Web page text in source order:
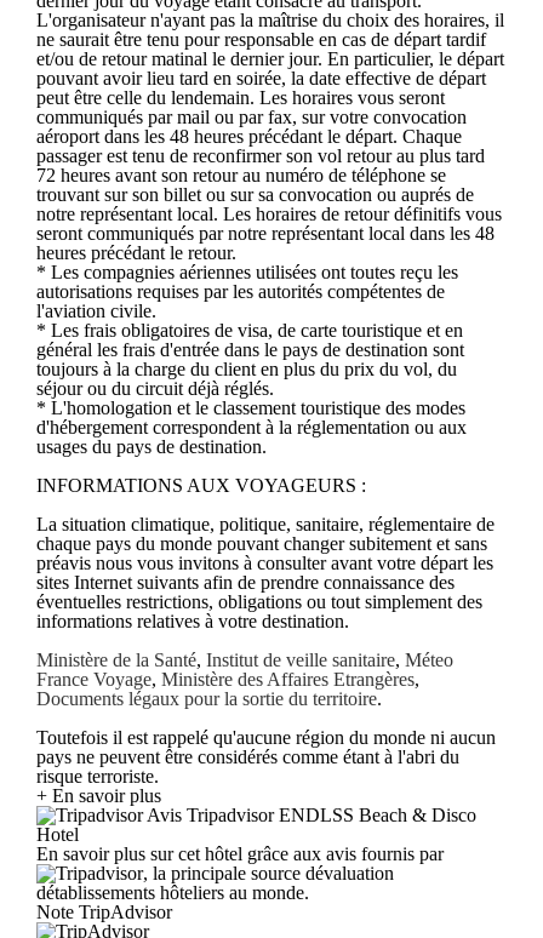
L'organisateur n'ayant pas la maîtrise du choix des horaires, il
ne saurait être tenu pour responsable en cas de départ tardif
et/ou de retour matinal le dernier jour. En particulier, le départ
pouvant avoir lieu tard en soirée, la date effective de départ
peut être celle du lendemain. Les horaires vous seront
communiqués par mail ou par fax, sur votre convocation
aéroport dans les 48 heures précédant le départ. Chaque
passager est tenu de reconfirmer son vol retour au plus tard
72 heures avant son retour au numéro de téléphone se
trouvant sur son billet ou sur sa convocation ou auprés de
notre représentant local. Les horaires de retour définitifs vous
seront communiqués par notre représentant local dans les 48
heures précédant le retour.
* Les compagnies aériennes utilisées ont toutes reçu les
autorisations requises par les autorités compétentes de
l'aviation civile.
* Les frais obligatoires de visa, de carte touristique et en
général les frais d'entrée dans le pays de destination sont
toujours à la charge du client en plus du prix du vol, du
séjour ou du circuit déjà réglés.
* L'homologation et le classement touristique des modes
d'hébergement correspondent à la réglementation ou aux
usages du pays de destination.
INFORMATIONS AUX VOYAGEURS :
La situation climatique, politique, sanitaire, réglementaire de
chaque pays du monde pouvant changer subitement et sans
préavis nous vous invitons à consulter avant votre départ les
sites Internet suivants afin de prendre connaissance des
éventuelles restrictions, obligations ou tout simplement des
informations relatives à votre destination.
Ministère de la Santé, Institut de veille sanitaire, Méteo
France Voyage, Ministère des Affaires Etrangères,
Documents légaux pour la sortie du territoire.
Toutefois il est rappelé qu'aucune région du monde ni aucun
pays ne peuvent être considérés comme étant à l'abri du
risque terroriste.
+ En savoir plus
Avis Tripadvisor ENDLSS Beach & Disco
Hotel
En savoir plus sur cet hôtel grâce aux avis fournis par
, la principale source dévaluation
détablissements hôteliers au monde.
Note TripAdvisor